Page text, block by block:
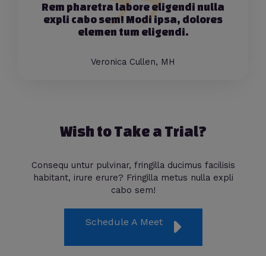
Rem pharetra labore eligendi nulla
expli cabo sem! Modi ipsa, dolores
elemen tum eligendi.
Veronica Cullen, MH
Wish to Take a Trial?
Consequ untur pulvinar, fringilla ducimus facilisis
habitant, irure erure? Fringilla metus nulla expli
cabo sem!
Schedule A Meet